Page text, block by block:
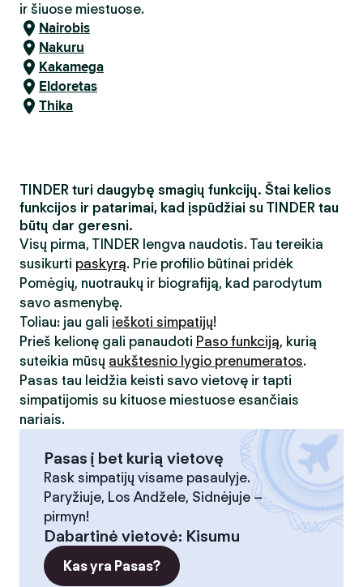
ir šiuose miestuose.
Nairobis
Nakuru
Kakamega
Eldoretas
Thika
TINDER turi daugybę smagių funkcijų. Štai kelios
funkcijos ir patarimai, kad įspūdžiai su TINDER tau
būtų dar geresni.
Visų pirma, TINDER lengva naudotis. Tau tereikia
susikurti paskyrą. Prie profilio būtinai pridėk
Pomėgių, nuotraukų ir biografiją, kad parodytum
savo asmenybę.
Toliau: jau gali ieškoti simpatijų!
Prieš kelionę gali panaudoti Paso funkciją, kurią
suteikia mūsų aukštesnio lygio prenumeratos.
Pasas tau leidžia keisti savo vietovę ir tapti
simpatijomis su kituose miestuose esančiais
nariais.
Pasas į bet kurią vietovę
Rask simpatijų visame pasaulyje.
Paryžiuje, Los Andžele, Sidnėjuje –
pirmyn!
Dabartinė vietovė: Kisumu
Kas yra Pasas?